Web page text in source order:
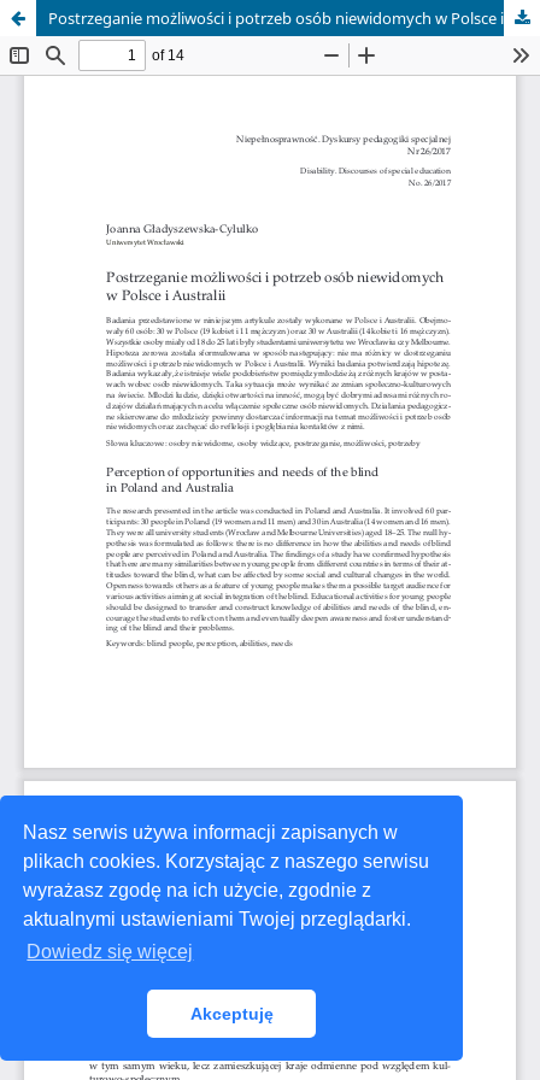
Nasz serwis używa informacji zapisanych w
plikach cookies. Korzystając z naszego serwisu
wyrażasz zgodę na ich użycie, zgodnie z
aktualnymi ustawieniami Twojej przeglądarki.
Dowiedz się więcej
Akceptuję
Postrzeganie możliwości i potrzeb osób niewidomych w Polsce i Australii